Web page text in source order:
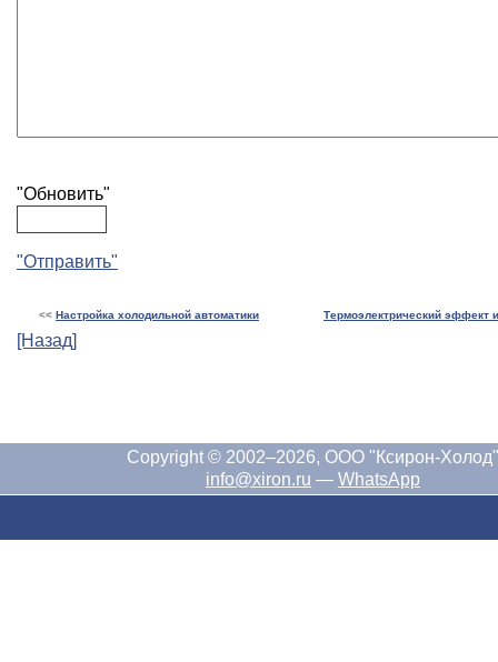
"Обновить"
"Отправить"
<< Настройка холодильной автоматики Термоэлектрический эффект
[Назад]
Copyright © 2002–2026, ООО "Ксирон-Холод"
info@xiron.ru — WhatsApp